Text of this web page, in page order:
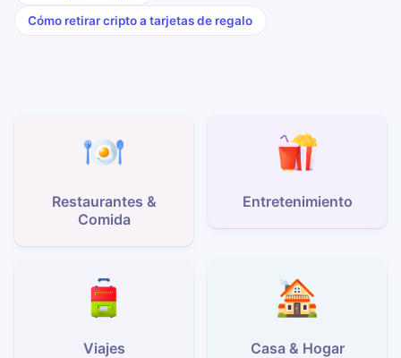
Cómo retirar cripto a tarjetas de regalo
Restaurantes &
Comida
Entretenimiento
Viajes Casa & Hogar